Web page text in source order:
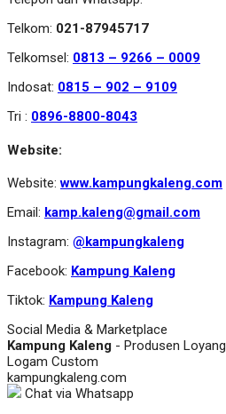
Telkom: 021-87945717
Telkomsel: 0813 – 9266 – 0009
Indosat: 0815 – 902 – 9109
Tri : 0896-8800-8043
Website:
Website:www.kampungkaleng.com
Email: kamp.kaleng@gmail.com
Instagram: @kampungkaleng
Facebook: Kampung Kaleng
Tiktok: Kampung Kaleng
Social Media & Marketplace
Kampung Kaleng - Produsen
Logam Custom
kampungkaleng.com
Chat via Whatsapp